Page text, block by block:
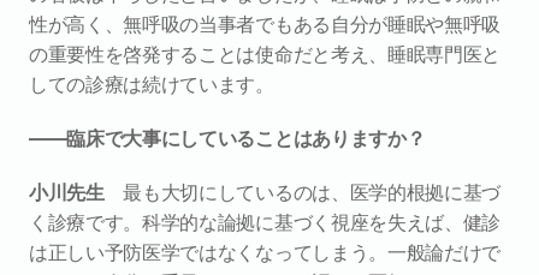
性が高く、無呼吸の当事者でもある自分が睡眠や無呼吸
の重要性を啓発することは使命だと考え、睡眠専門医と
しての診療は続けています。
――臨床で大事にしていることはありますか？
小川先生 最も大切にしているのは、医学的根拠に基づ
く診療です。科学的な論拠に基づく視座を失えば、健診
は正しい予防医学ではなくなってしまう。一般論だけで